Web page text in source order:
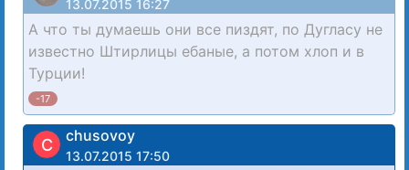
13.07.2015 16:27
А что ты думаешь они все пиздят, по Дугласу не
известно Штирлицы ебаные, а потом хлоп и в
Турции!
-17
C chusovoy
13.07.2015 17:50